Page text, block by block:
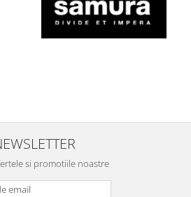
si promotiile noastre